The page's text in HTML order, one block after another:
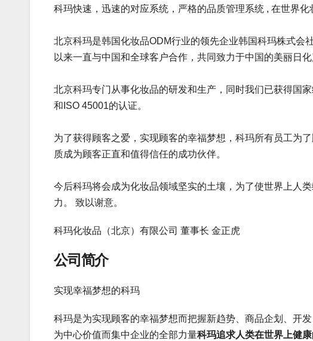
科玛快速，迅速的对应系统，严格的品质管理系统 , 在世界化
北京科玛是韩国化妆品ODM行业的领先企业韩国科玛株式会
以来一直与中国和全球客户合作，共同致力于中国的美丽日化
北京科玛专门从事化妆品的研发和生产，同时我们已获得国
和ISO 45001的认证。
为了获得顾客之爱，实现顾客的幸福梦想，科玛所有员工为
质成为顾客正直和值得信任的成功伙伴。
今后科玛将会成为化妆品领域坚实的土壤，为了使世界上人
力。 致以谢意。
科玛化妆品（北京）有限公司 董事长 金正虎
公司简介
实现幸福梦想的科玛
科玛是为实现顾客的幸福梦想而把握新趋势、商品企划、开
为中心价值而集中企业的全部力量科玛追求人类在世界上健